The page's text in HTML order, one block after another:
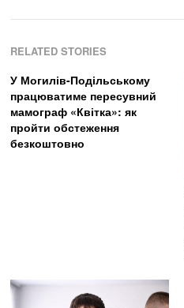
RELATED STORIES
У Могилів-Подільському
працюватиме пересувний
мамограф «Квітка»: як
пройти обстеження
безкоштовно